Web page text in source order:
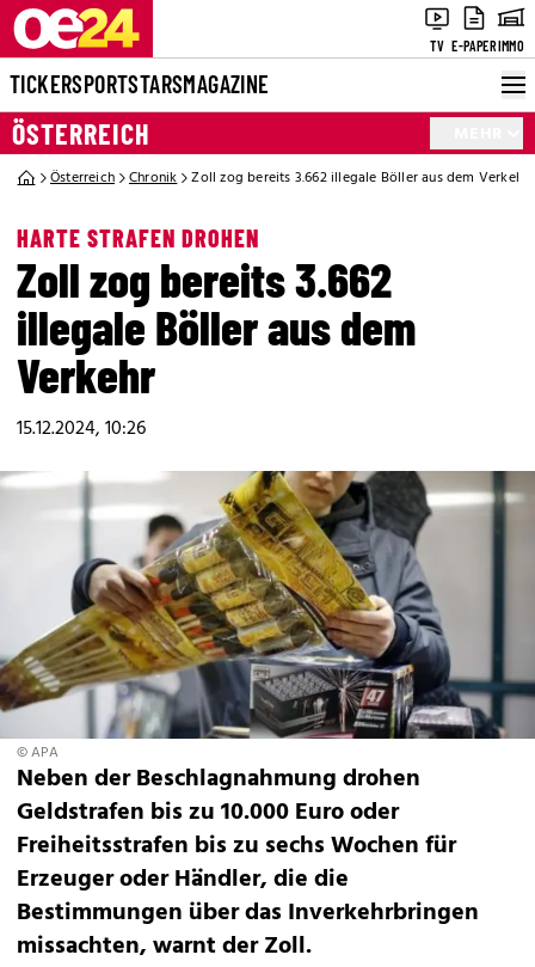
TV E-PAPERIMMO
TICKERSPORTSTARSMAGAZINE
ÖSTERREICH
Österreich Chronik Zoll zog bereits 3.662 illegale Böller aus dem Verkehr
HARTE STRAFEN DROHEN
Zoll zog bereits 3.662
illegale Böller aus dem
Verkehr
15.12.2024, 10:26
© APA
Neben der Beschlagnahmung drohen
Geldstrafen bis zu 10.000 Euro oder
Freiheitsstrafen bis zu sechs Wochen für
Erzeuger oder Händler, die die
Bestimmungen über das Inverkehrbringen
missachten, warnt der Zoll.